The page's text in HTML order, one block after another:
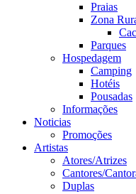
Praias
Zona
Parques
Hospedagem
Camping
Hotéis
Pousadas
Informações
Noticias
Promoções
Artistas
Atores/Atrizes
Cantores/
Duplas